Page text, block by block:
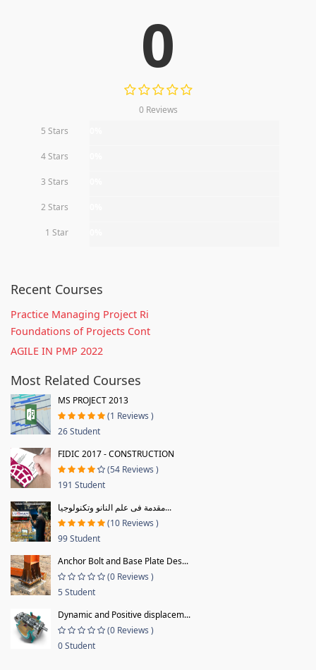
0
0 Reviews
5 Stars
4 Stars
3 Stars
2 Stars
1 Star
Recent Courses
Practice Managing Project Ri
Foundations of Projects Cont
AGILE IN PMP 2022
Most Related Courses
MS PROJECT 2013
(1 Reviews )
26 Student
FIDIC 2017 - CONSTRUCTION
(54 Reviews )
191 Student
مقدمة فى علم النانو وتكنولوجيا...
(10 Reviews )
99 Student
Anchor Bolt and Base Plate Des...
(0 Reviews )
5 Student
Dynamic and Positive displacem...
(0 Reviews )
0 Student